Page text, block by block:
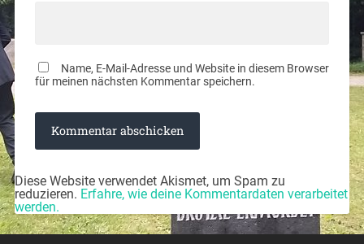
Name, E-Mail-Adresse und Website in diesem Browser
für meinen nächsten Kommentar speichern.
Diese Website verwendet Akismet, um Spam zu
reduzieren. Erfahre, wie deine Kommentardaten verarbeitet
werden.